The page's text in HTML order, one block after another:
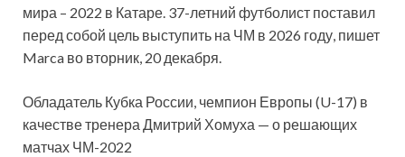
мира – 2022 в Катаре. 37-летний футболист поставил
перед собой цель выступить на ЧМ в 2026 году, пишет
Marca во вторник, 20 декабря.
Обладатель Кубка России, чемпион Европы (U-17) в
качестве тренера Дмитрий Хомуха — о решающих
матчах ЧМ-2022